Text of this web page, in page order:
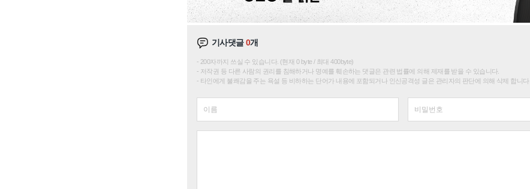
기사댓글0개
200자까지 쓰실 수 있습니다. (현재 0 byte / 최대 400byte)
저작권 등 다른 사람의 권리를 침해하거나 명예를 훼손하는 댓글은 관련 법률에 의해 제재를 받을 수 있습니다.
타인에게 불쾌감을 주는 욕설 등 비하하는 단어가 내용에 포함되거나 인신공격성 글은 관리자의 판단에 의해 삭제 합니다.